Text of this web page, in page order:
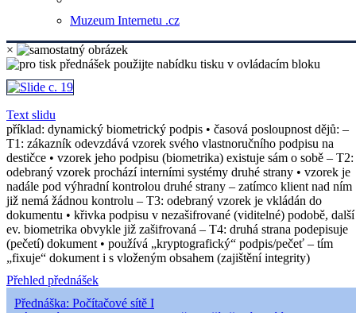
Muzeum Internetu .cz
×
Text slidu
příklad: dynamický biometrický podpis • časová posloupnost dějů: ‒
T1: zákazník odevzdává vzorek svého vlastnoručního podpisu na
destičce • vzorek jeho podpisu (biometrika) existuje sám o sobě ‒ T2:
odebraný vzorek prochází interními systémy druhé strany • vzorek je
nadále pod výhradní kontrolou druhé strany – zatímco klient nad ním
již nemá žádnou kontrolu ‒ T3: odebraný vzorek je vkládán do
dokumentu • křivka podpisu v nezašifrované (viditelné) podobě, další
ev. biometrika obvykle již zašifrovaná ‒ T4: druhá strana podepisuje
(pečetí) dokument • používá „kryptografický“ podpis/pečeť – tím
„fixuje“ dokument i s vloženým obsahem (zajištění integrity)
Přehled přednášek
Přednáška: Počítačové sítě I